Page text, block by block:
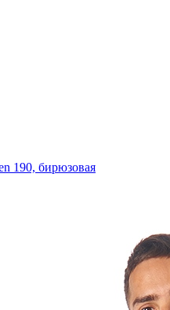
190, бирюзовая